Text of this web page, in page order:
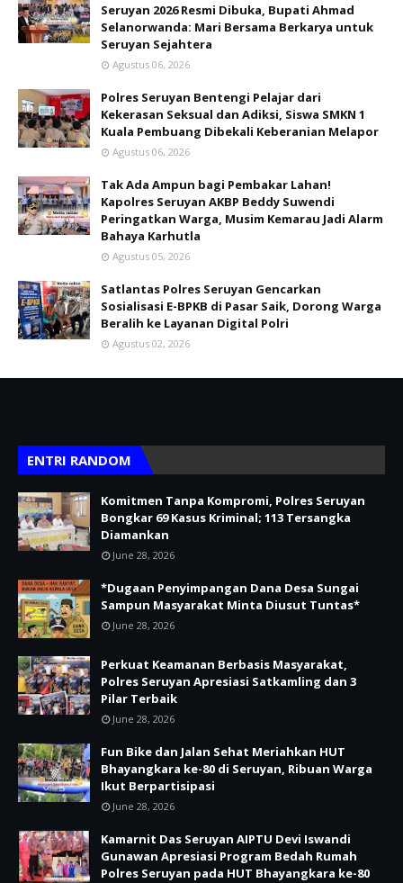
Seruyan 2026 Resmi Dibuka, Bupati Ahmad
Selanorwanda: Mari Bersama Berkarya untuk
Seruyan Sejahtera
Agustus 06, 2026
Polres Seruyan Bentengi Pelajar dari
Kekerasan Seksual dan Adiksi, Siswa SMKN 1
Kuala Pembuang Dibekali Keberanian Melapor
Agustus 06, 2026
Tak Ada Ampun bagi Pembakar Lahan!
Kapolres Seruyan AKBP Beddy Suwendi
Peringatkan Warga, Musim Kemarau Jadi Alarm
Bahaya Karhutla
Agustus 05, 2026
Satlantas Polres Seruyan Gencarkan
Sosialisasi E-BPKB di Pasar Saik, Dorong Warga
Beralih ke Layanan Digital Polri
Agustus 02, 2026
ENTRI RANDOM
Komitmen Tanpa Kompromi, Polres Seruyan
Bongkar 69 Kasus Kriminal; 113 Tersangka
Diamankan
June 28, 2026
*Dugaan Penyimpangan Dana Desa Sungai
Sampun Masyarakat Minta Diusut Tuntas*
June 28, 2026
Perkuat Keamanan Berbasis Masyarakat,
Polres Seruyan Apresiasi Satkamling dan 3
Pilar Terbaik
June 28, 2026
Fun Bike dan Jalan Sehat Meriahkan HUT
Bhayangkara ke-80 di Seruyan, Ribuan Warga
Ikut Berpartisipasi
June 28, 2026
Kamarnit Das Seruyan AIPTU Devi Iswandi
Gunawan Apresiasi Program Bedah Rumah
Polres Seruyan pada HUT Bhayangkara ke-80